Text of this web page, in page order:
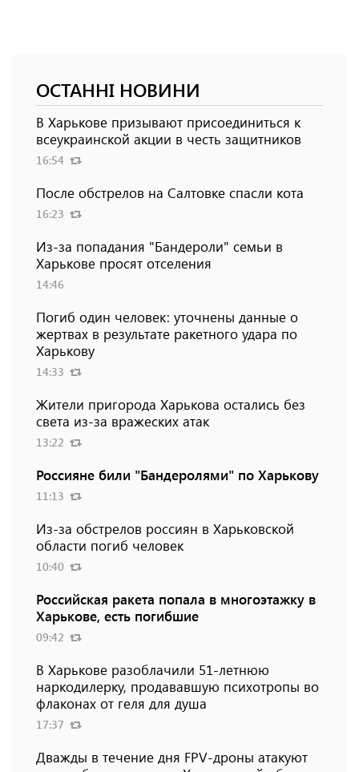
ОСТАННІ НОВИНИ
В Харькове призывают присоединиться к
всеукраинской акции в честь защитников
16:54
После обстрелов на Салтовке спасли кота
16:23
Из-за попадания "Бандероли" семьи в
Харькове просят отселения
14:46
Погиб один человек: уточнены данные о
жертвах в результате ракетного удара по
Харькову
14:33
Жители пригорода Харькова остались без
света из-за вражеских атак
13:22
Россияне били "Бандеролями" по Харькову
11:13
Из-за обстрелов россиян в Харьковской
области погиб человек
10:40
Российская ракета попала в многоэтажку в
Харькове, есть погибшие
09:42
В Харькове разоблачили 51-летнюю
наркодилерку, продававшую психотропы во
флаконах от геля для душа
17:37
Дважды в течение дня FPV-дроны атакуют